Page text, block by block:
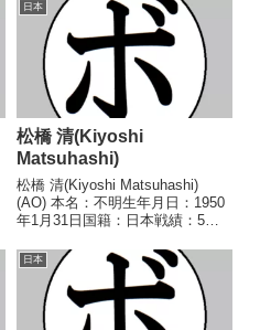
日本
松橋 清(Kiyoshi
Matsuhashi)
松橋 清(Kiyoshi Matsuhashi)
(AO) 本名：不明生年月日：1950
年1月31日国籍：日本戦績：5戦1
し 【戦歴】1969/11/13 ●4R判
定 (採点不明) 大貫 孝司(ヤジ
マ)1969/...
日本